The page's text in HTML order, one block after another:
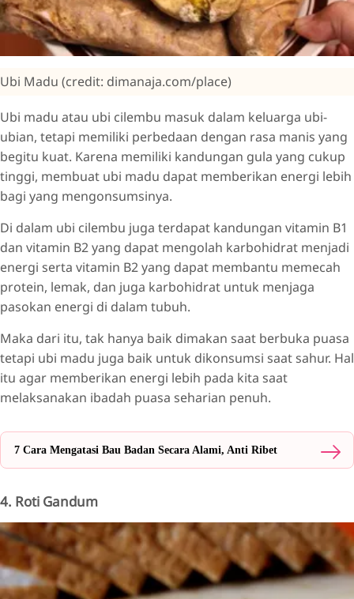
Ubi Madu (credit: dimanaja.com/place)
Ubi madu atau ubi cilembu masuk dalam keluarga ubi-
ubian, tetapi memiliki perbedaan dengan rasa manis yang
begitu kuat. Karena memiliki kandungan gula yang cukup
tinggi, membuat ubi madu dapat memberikan energi lebih
bagi yang mengonsumsinya.
Di dalam ubi cilembu juga terdapat kandungan vitamin B1
dan vitamin B2 yang dapat mengolah karbohidrat menjadi
energi serta vitamin B2 yang dapat membantu memecah
protein, lemak, dan juga karbohidrat untuk menjaga
pasokan energi di dalam tubuh.
Maka dari itu, tak hanya baik dimakan saat berbuka puasa
tetapi ubi madu juga baik untuk dikonsumsi saat sahur. Hal
itu agar memberikan energi lebih pada kita saat
melaksanakan ibadah puasa seharian penuh.
7 Cara Mengatasi Bau Badan Secara Alami, Anti Ribet
4. Roti Gandum